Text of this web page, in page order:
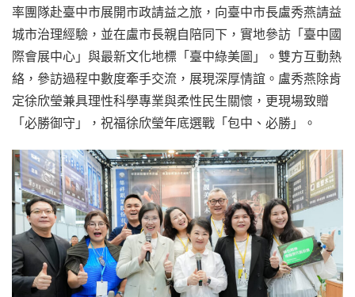
率團隊赴臺中市展開市政請益之旅，向臺中市長盧秀燕請益
城市治理經驗，並在盧市長親自陪同下，實地參訪「臺中國
際會展中心」與最新文化地標「臺中綠美圖」。雙方互動熱
絡，參訪過程中數度牽手交流，展現深厚情誼。盧秀燕除肯
定徐欣瑩兼具理性科學專業與柔性民生關懷，更現場致贈
「必勝御守」，祝福徐欣瑩年底選戰「包中、必勝」。